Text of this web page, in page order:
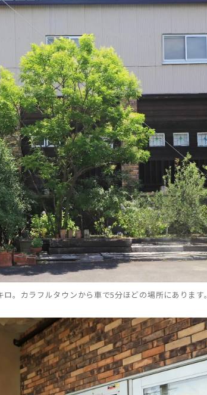
。カラフルタウンから車で5分ほどの場所にあります。